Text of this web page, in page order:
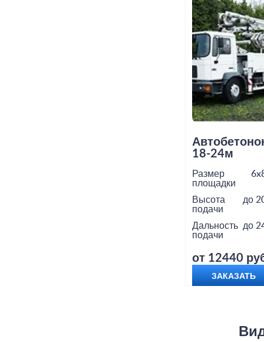
18-24м
Размер
площадки
Высота
подачи
до
Дальность
подачи
до
от 12440
ЗАКАЗАТЬ